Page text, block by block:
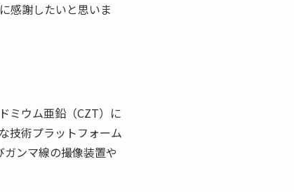
感謝したいと思いま
ミウム亜鉛（CZT）に
技術プラットフォーム
ンマ線の撮像装置や